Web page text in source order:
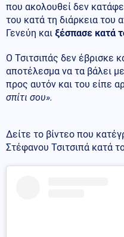
που ακολουθεί δεν
του κατά τη διάρκεια του
Γενεύη και ξέσπασε κατά
Ο Τσιτσιπάς δεν έβρισκε
αποτέλεσμα να τα βάλει
προς αυτόν και του είπε
σπίτι σου».
Δείτε το βίντεο που
Στέφανου Τσιτσιπά κατά